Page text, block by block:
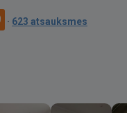
· 623 atsauksmes